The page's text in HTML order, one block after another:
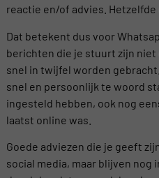
reactie en/of advies.
Dat betekent dus voor
berichten die je stuurt zijn niet
snel in twijfel worden
snel en persoonlijk te woord
ingesteld hebben, ook nog
laatst online was.
Goede adviezen die je geeft
social media, maar blijven nog